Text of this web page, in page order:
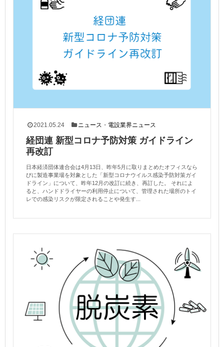
2021.05.24 ニュース ・ 電設業界ニュース
経団連 新型コロナ予防対策 ガイドライン
再改訂
日本経済団体連合会は4月13日、昨年5月に取りまとめたオフィスなら
びに製造事業場を対象とした「新型コロナウイルス感染予防対策ガイ
ドライン」について、昨年12月の改訂に続き、再訂した。 それによ
ると、ハンドドライヤーの利用停止について、管理された場所のトイ
レでの感染リスクが限定されることや発生す...